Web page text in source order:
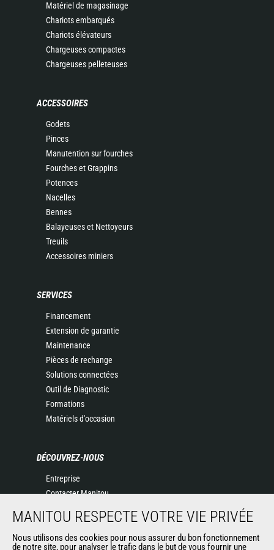
Matériel de magasinage
Chariots embarqués
Chariots élévateurs
Chargeuses compactes
Chargeuses pelleteuses
ACCESSOIRES
Godets
Pinces
Manutention sur fourches
Fourches et Grappins
Potences
Nacelles
Bennes
Balayeuses et Nettoyeurs
Treuils
Accessoires miniers
SERVICES
Financement
Extension de garantie
Maintenance
Pièces de rechange
Solutions connectées
Outil de Diagnostic
Formations
Matériels d'occasion
DÉCOUVREZ-NOUS
Entreprise
Contacter Manitou
Politique de protection des données
Evénements
MANITOU RESPECTE VOTRE VIE PRIVÉE
Nous utilisons des cookies pour nous assurer du bon fonctionnement
de notre site, pour analyser le trafic dans le but de vous fournir une